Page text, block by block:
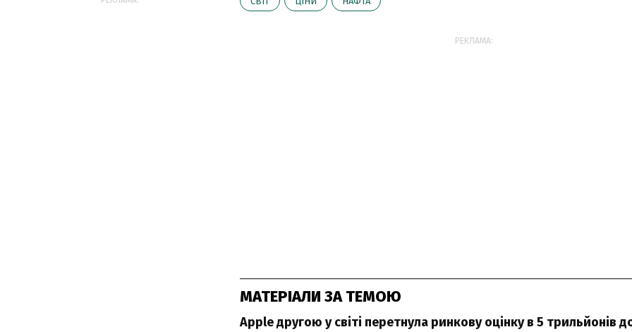
РЕКЛАМА:
МАТЕРІАЛИ ЗА ТЕМОЮ
Apple другою у світі перетнула ринкову оцінку в 5 трильйонів